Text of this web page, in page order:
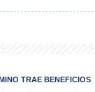
TRAE BENEFICIOS